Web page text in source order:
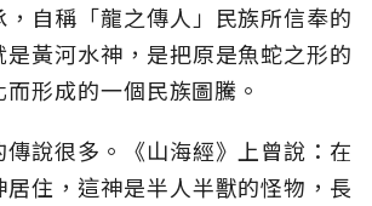
自稱「龍之傳人」民族所信奉的
黃河水神，是把原是魚蛇之形的
形成的一個民族圖騰。
說很多。《山海經》上曾說：在
住，這神是半人半獸的怪物，長